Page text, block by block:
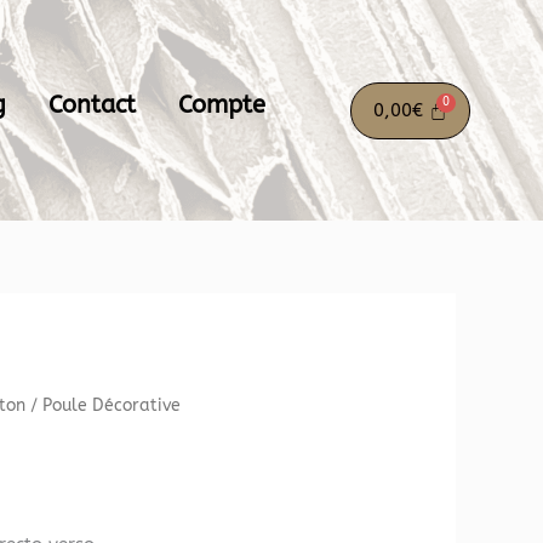
Contact Compte 0,00€
/ Poule Décorative